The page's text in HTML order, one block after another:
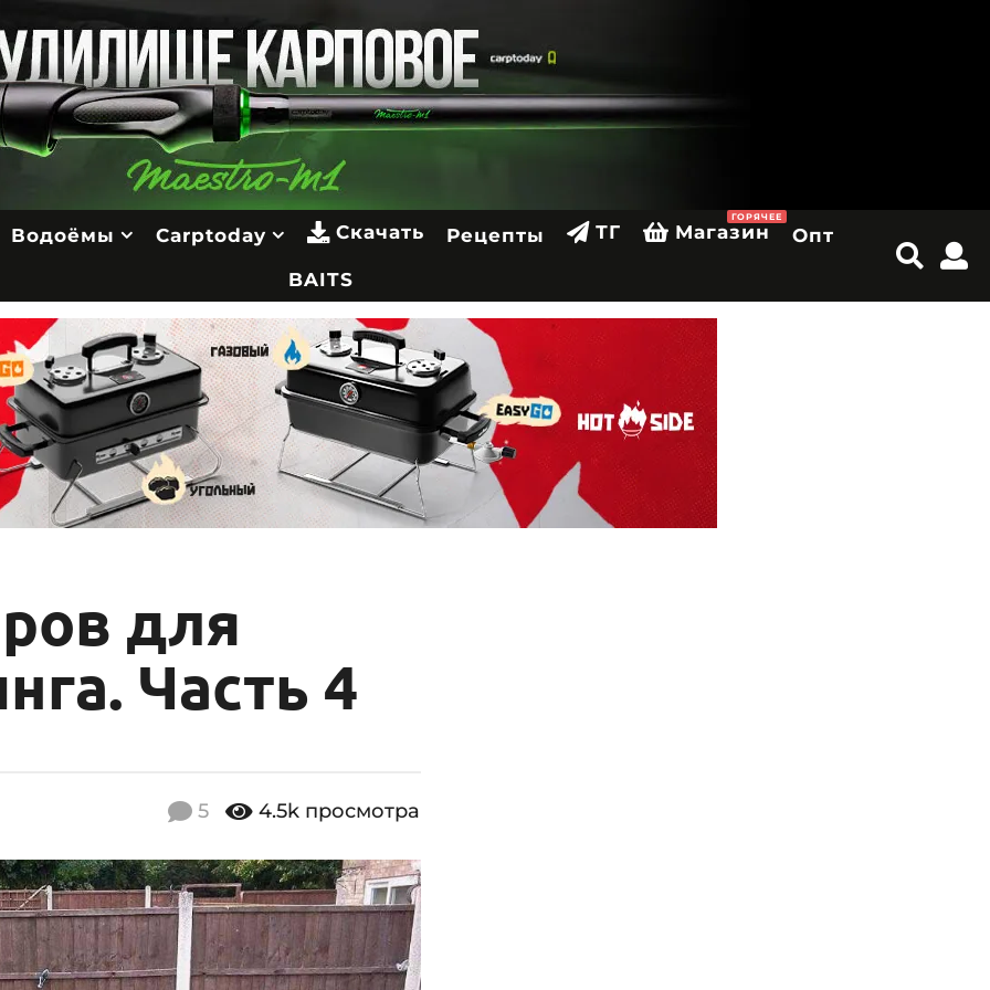
Водоёмы Carptoday Скачать Рецепты ТГ Магазин
ГОРЯЧЕЕ
Опт
BAITS
для
Часть 4
5 4.5k просмотра